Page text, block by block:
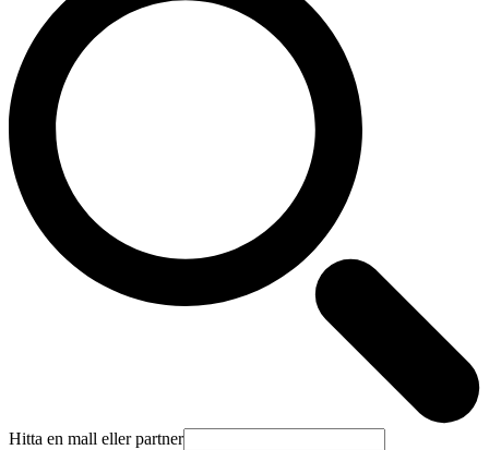
Hitta en mall eller partner